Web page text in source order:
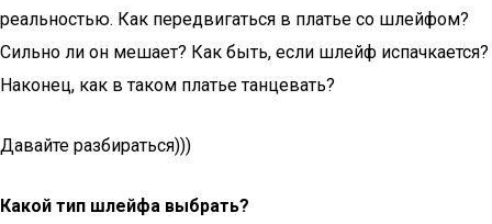
реальностью. Как передвигаться в платье со шлейфом?
Сильно ли он мешает? Как быть, если шлейф испачкается?
Наконец, как в таком платье танцевать?
Давайте разбираться)))
Какой тип шлейфа выбрать?